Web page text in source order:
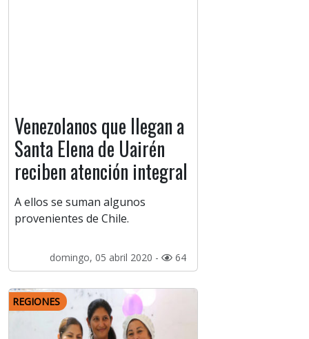
Venezolanos que llegan a
Santa Elena de Uairén
reciben atención integral
A ellos se suman algunos
provenientes de Chile.
domingo, 05 abril 2020 - 64
REGIONES